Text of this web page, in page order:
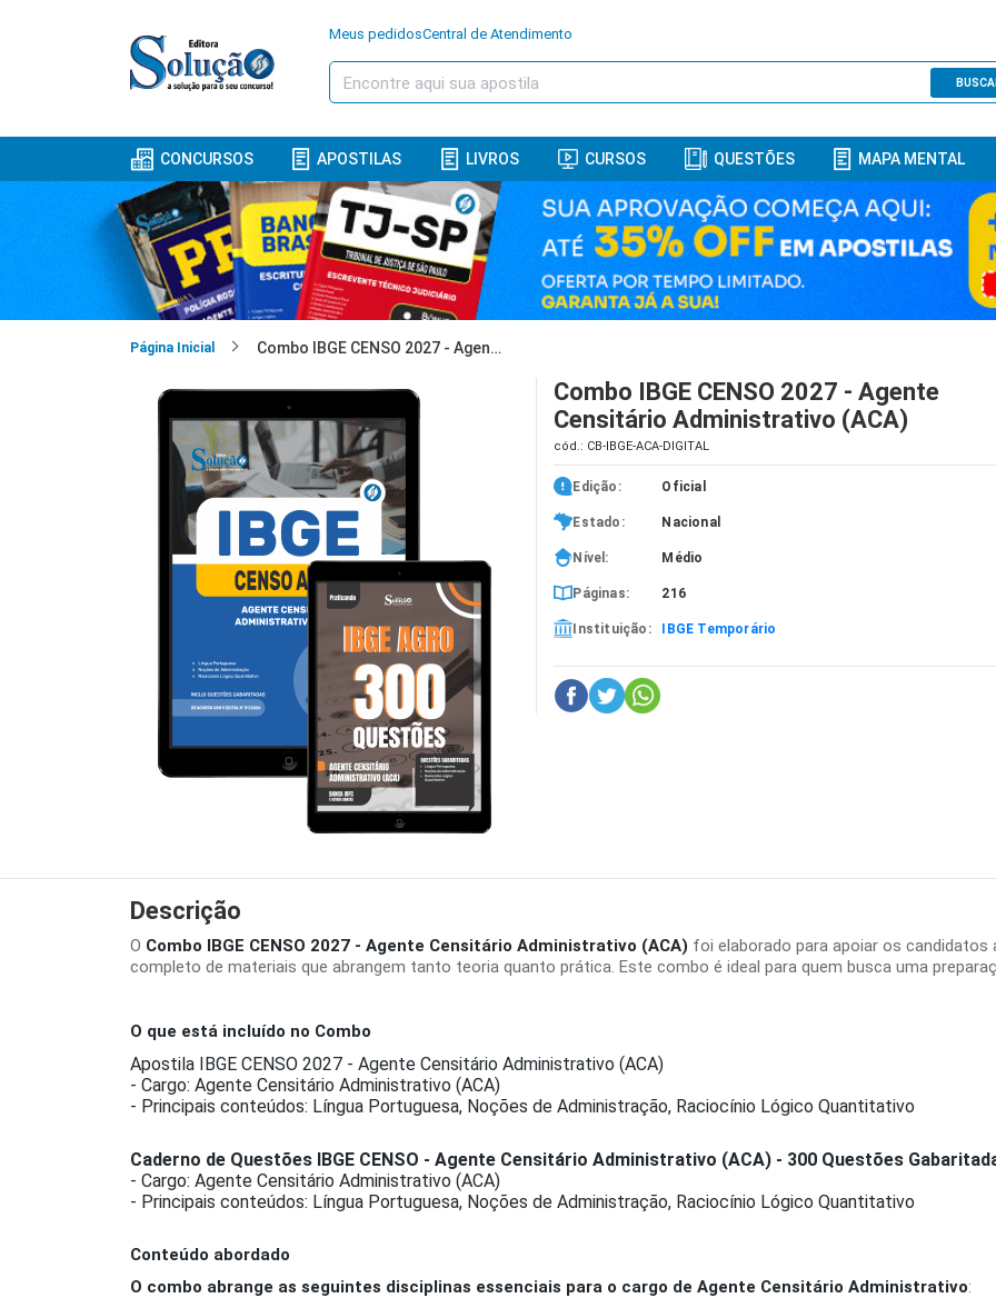
Meus pedidosCentral de Atendimento
CONCURSOS APOSTILAS LIVROS CURSOS QUESTÕES MAPA MENTAL
Página Inicial Combo IBGE CENSO 2027 - Agente Censitário Administrativo (ACA)
Combo IBGE CENSO 2027 - Agente
Censitário Administrativo (ACA)
cód.: CB-IBGE-ACA-DIGITAL
Edição: Oficial
Estado: Nacional
Nível: Médio
Páginas: 216
Instituição: IBGE Temporário
Descrição
O Combo IBGE CENSO 2027 - Agente Censitário Administrativo (ACA) foi elaborado para apoiar os
completo de materiais que abrangem tanto teoria quanto prática. Este combo é ideal para quem busca uma
O que está incluído no Combo
Apostila IBGE CENSO 2027 - Agente Censitário Administrativo (ACA)
- Cargo: Agente Censitário Administrativo (ACA)
- Principais conteúdos: Língua Portuguesa, Noções de Administração, Raciocínio Lógico Quantitativo
Caderno de Questões IBGE CENSO - Agente Censitário Administrativo (ACA) - 300 Questões
- Cargo: Agente Censitário Administrativo (ACA)
- Principais conteúdos: Língua Portuguesa, Noções de Administração, Raciocínio Lógico Quantitativo
Conteúdo abordado
O combo abrange as seguintes disciplinas essenciais para o cargo de Agente Censitário Administrativo: